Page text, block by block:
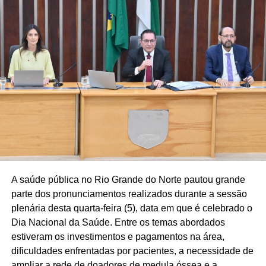
atendimentos e acompanhou cerca de cinco mil mulheres
com medidas protetivas, reforçando a fiscalização das
decisões judiciais e a proteção às vítimas.
A audiência também evidenciou a expansão da atuação
da Procuradoria Especial da Mulher da Assembleia
Legislativa (ProMulher), que completa três anos neste
mês e já contribuiu para a implantação de 60
Procuradorias da Mulher em câmaras municipais
potiguares, ampliando o acesso das mulheres aos
serviços de acolhimento psicológico, assistência social e
orientação jurídica. Outro destaque foi o lançamento do
Observatório da Mulher Potiguar contra a Violência,
plataforma desenvolvida pela Assembleia em parceria
com órgãos da segurança pública para reunir dados
sobre violência de gênero e subsidiar a formulação de
políticas públicas baseadas em evidências.
Apesar dos avanços, o debate reforçou que o
A saúde pública no Rio Grande do Norte pautou grande
parte dos pronunciamentos realizados durante a sessão
plenária desta quarta-feira (5), data em que é celebrado o
Dia Nacional da Saúde. Entre os temas abordados
estiveram os investimentos e pagamentos na área,
dificuldades enfrentadas por pacientes, a necessidade de